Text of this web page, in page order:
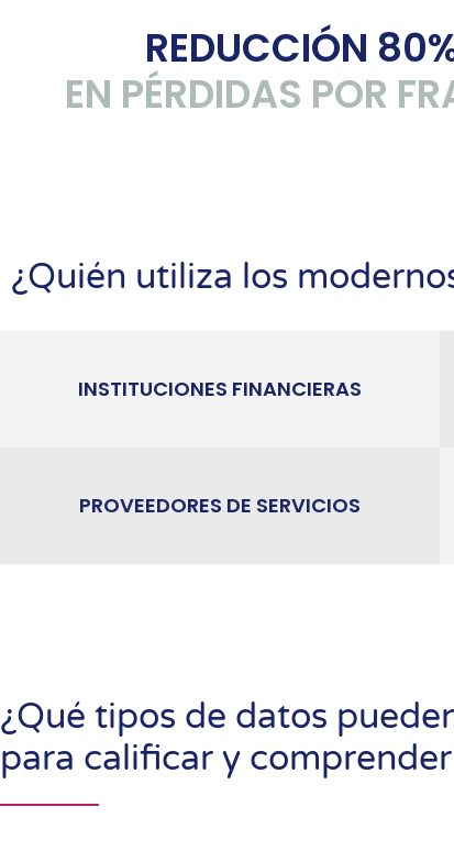
REDUCCIÓN
EN PÉRDIDAS POR
¿Quién utiliza los
INSTITUCIONES FINANCIERAS
PROVEEDORES DE SERVICIOS
¿Qué tipos de datos
para calificar y